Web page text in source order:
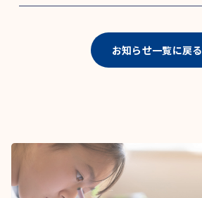
お知らせ一覧に戻る